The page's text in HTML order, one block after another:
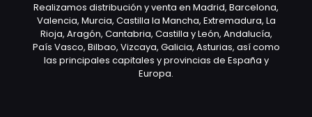
Realizamos distribución y venta en Madrid, Barcelona,
Valencia, Murcia, Castilla la Mancha, Extremadura, La
Rioja, Aragón, Cantabria, Castilla y León, Andalucía,
País Vasco, Bilbao, Vizcaya, Galicia, Asturias, así como
las principales capitales y provincias de España y
Europa.